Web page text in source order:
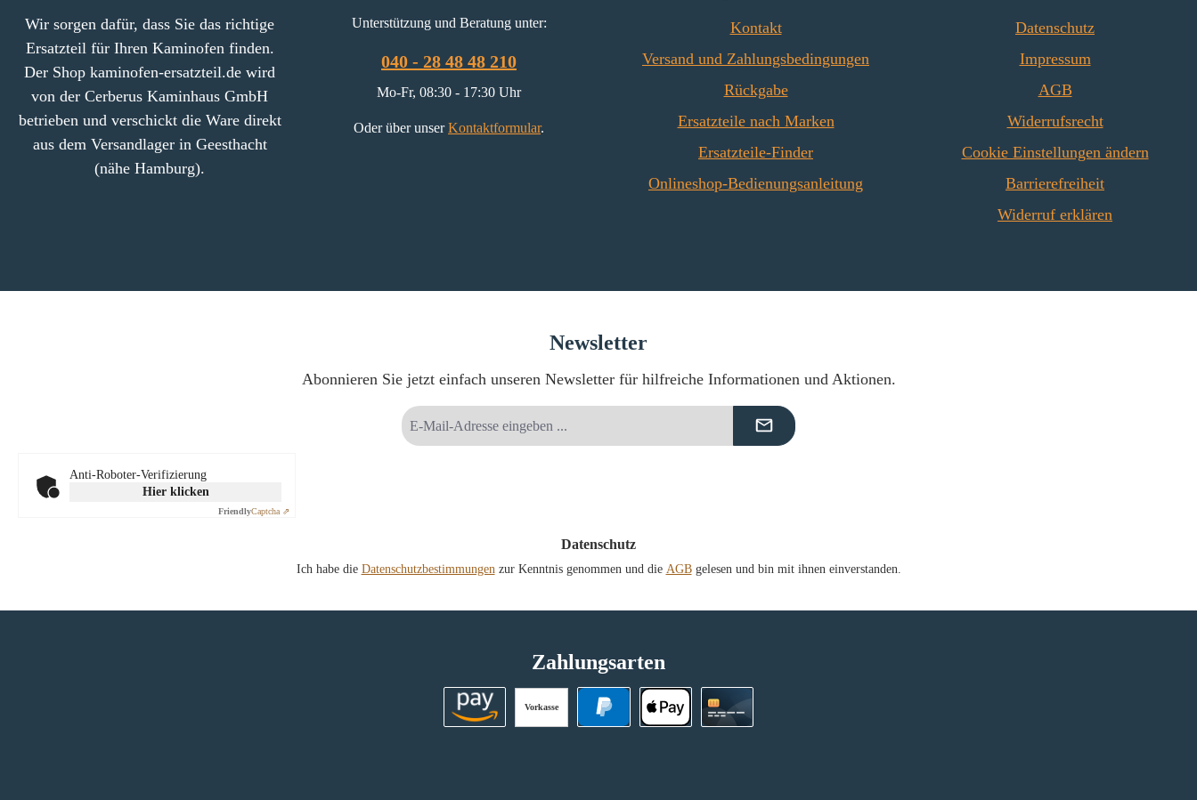
Wir sorgen dafür, dass Sie das richtige
Ersatzteil für Ihren Kaminofen finden.
Der Shop kaminofen-ersatzteil.de wird
von der Cerberus Kaminhaus GmbH
betrieben und verschickt die Ware direkt
aus dem Versandlager in Geesthacht
(nähe Hamburg).
Unterstützung und Beratung unter:
040 - 28 48 48 210
Mo-Fr, 08:30 - 17:30 Uhr
Oder über unserKontaktformular.
Kontakt
Versand und Zahlungsbedingungen
Rückgabe
Ersatzteile nach Marken
Ersatzteile-Finder
Onlineshop-Bedienungsanleitung
Datenschutz
Impressum
AGB
Widerrufsrecht
Cookie Einstellungen ändern
Barrierefreiheit
Widerruf erklären
Newsletter
Abonnieren Sie jetzt einfach unseren Newsletter für hilfreiche Informationen und Aktionen.
E-
Mail-
Anti-Roboter-Verifizierung
Hier klicken
FriendlyCaptcha ⇗
Datenschutz
Ich habe die Datenschutzbestimmungenzur Kenntnis genommen und die AGBgelesen und bin mit ihnen einverstanden.
Zahlungsarten
Vorkasse